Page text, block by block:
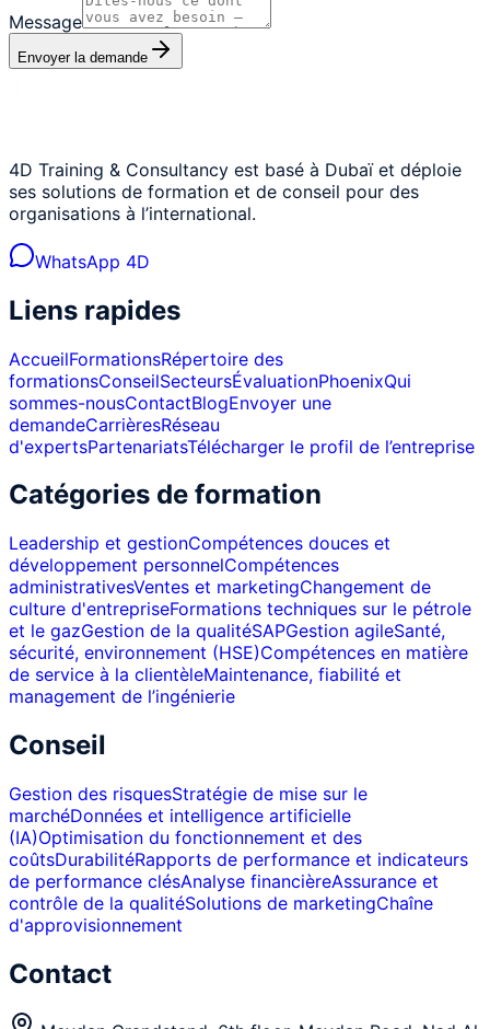
Message
Envoyer la demande
4D Training & Consultancy est basé à Dubaï et déploie
ses solutions de formation et de conseil pour des
organisations à l’international.
WhatsApp 4D
Liens rapides
AccueilFormationsRépertoire des
formationsConseilSecteursÉvaluationPhoenixQui
sommes-nousContactBlogEnvoyer une
demandeCarrièresRéseau
d'expertsPartenariatsTélécharger le profil de l’entreprise
Catégories de formation
Leadership et gestionCompétences douces et
développement personnelCompétences
administrativesVentes et marketingChangement de
culture d'entrepriseFormations techniques sur le pétrole
et le gazGestion de la qualitéSAPGestion agileSanté,
sécurité, environnement (HSE)Compétences en matière
de service à la clientèleMaintenance, fiabilité et
management de l’ingénierie
Conseil
Gestion des risquesStratégie de mise sur le
marchéDonnées et intelligence artificielle
(IA)Optimisation du fonctionnement et des
coûtsDurabilitéRapports de performance et indicateurs
de performance clésAnalyse financièreAssurance et
contrôle de la qualitéSolutions de marketingChaîne
d'approvisionnement
Contact